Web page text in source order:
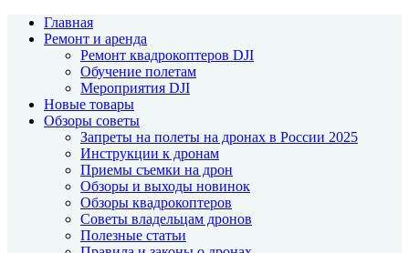
Главная
Ремонт и аренда
Ремонт квадрокоптеров DJI
Обучение полетам
Мероприятия DJI
Новые товары
Обзоры советы
Запреты на полеты на дронах в России 2025
Инструкции к дронам
Приемы съемки на дрон
Обзоры и выходы новинок
Обзоры квадрокоптеров
Советы владельцам дронов
Полезные статьи